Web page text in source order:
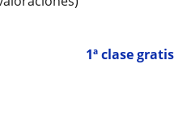
1ª clase gratis